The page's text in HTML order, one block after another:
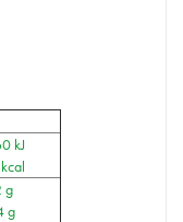
kJ
g
g